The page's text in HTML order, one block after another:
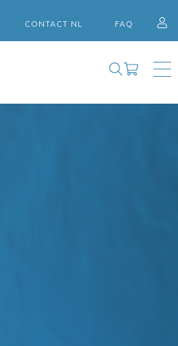
CONTACT NL FAQ